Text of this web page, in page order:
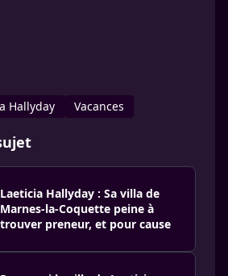
Hallyday Vacances
Laeticia Hallyday : Sa villa de
Marnes-la-Coquette peine à
trouver preneur, et pour cause